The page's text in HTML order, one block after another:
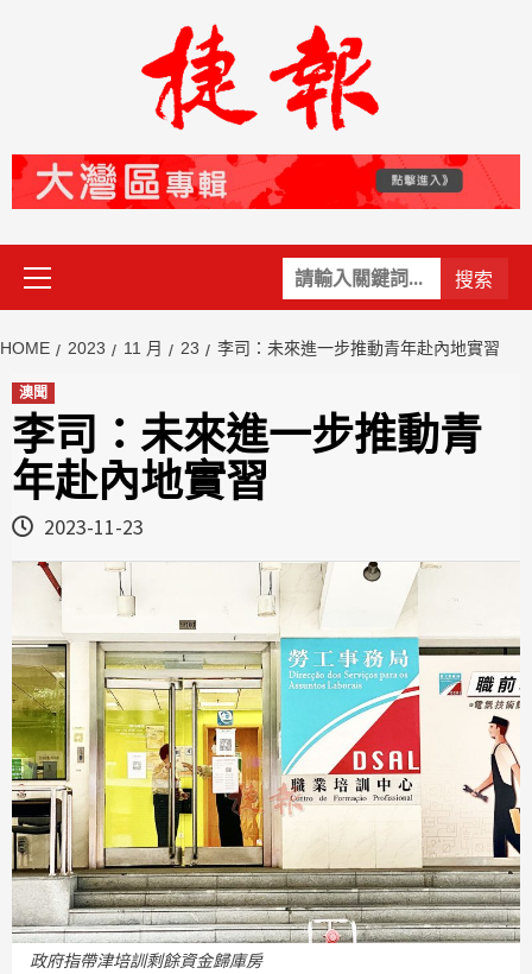
關
鍵
Primary
Menu
HOME 2023 11 月 23 李司：未來進一步推動青年赴內地實習
澳聞
李司：未來進一步推動青
年赴內地實習
2023-11-23
政府指帶津培訓剩餘資金歸庫房